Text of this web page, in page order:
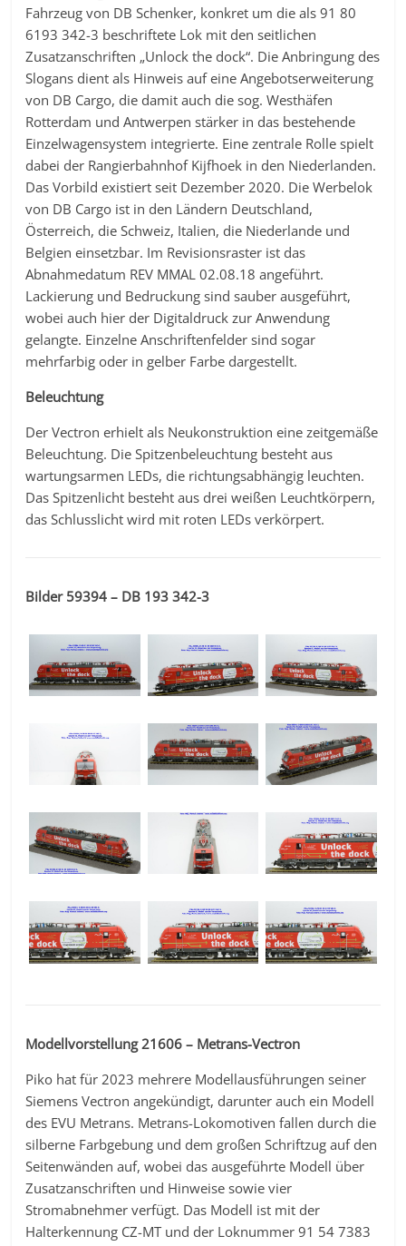
Fahrzeug von DB Schenker, konkret um die als 91 80
6193 342-3 beschriftete Lok mit den seitlichen
Zusatzanschriften „Unlock the dock“. Die Anbringung des
Slogans dient als Hinweis auf eine Angebotserweiterung
von DB Cargo, die damit auch die sog. Westhäfen
Rotterdam und Antwerpen stärker in das bestehende
Einzelwagensystem integrierte. Eine zentrale Rolle spielt
dabei der Rangierbahnhof Kijfhoek in den Niederlanden.
Das Vorbild existiert seit Dezember 2020. Die Werbelok
von DB Cargo ist in den Ländern Deutschland,
Österreich, die Schweiz, Italien, die Niederlande und
Belgien einsetzbar. Im Revisionsraster ist das
Abnahmedatum REV MMAL 02.08.18 angeführt.
Lackierung und Bedruckung sind sauber ausgeführt,
wobei auch hier der Digitaldruck zur Anwendung
gelangte. Einzelne Anschriftenfelder sind sogar
mehrfarbig oder in gelber Farbe dargestellt.
Beleuchtung
Der Vectron erhielt als Neukonstruktion eine zeitgemäße
Beleuchtung. Die Spitzenbeleuchtung besteht aus
wartungsarmen LEDs, die richtungsabhängig leuchten.
Das Spitzenlicht besteht aus drei weißen Leuchtkörpern,
das Schlusslicht wird mit roten LEDs verkörpert.
Bilder 59394 – DB 193 342-3
Modellvorstellung 21606 – Metrans-Vectron
Piko hat für 2023 mehrere Modellausführungen seiner
Siemens Vectron angekündigt, darunter auch ein Modell
des EVU Metrans. Metrans-Lokomotiven fallen durch die
silberne Farbgebung und dem großen Schriftzug auf den
Seitenwänden auf, wobei das ausgeführte Modell über
Zusatzanschriften und Hinweise sowie vier
Stromabnehmer verfügt. Das Modell ist mit der
Halterkennung CZ-MT und der Loknummer 91 54 7383